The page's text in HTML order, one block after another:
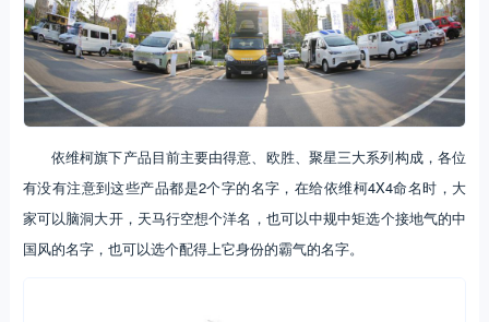
依维柯旗下产品目前主要由得意、欧胜、聚星三大系列构成，各位
有没有注意到这些产品都是2个字的名字，在给依维柯4X4命名时，大
家可以脑洞大开，天马行空想个洋名，也可以中规中矩选个接地气的中
国风的名字，也可以选个配得上它身份的霸气的名字。